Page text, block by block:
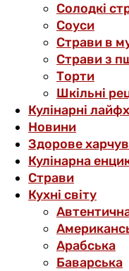
Солодкі
Соуси
Страви в
Страви з
Торти
Шкільні
Кулінарні
Новини
Здорове
Кулінарна
Страви
Кухні світу
Арабська
Баварська